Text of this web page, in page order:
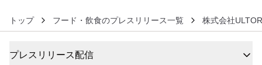
トップ フード・飲食のプレスリリース一覧 株式会社
プレスリリース配信